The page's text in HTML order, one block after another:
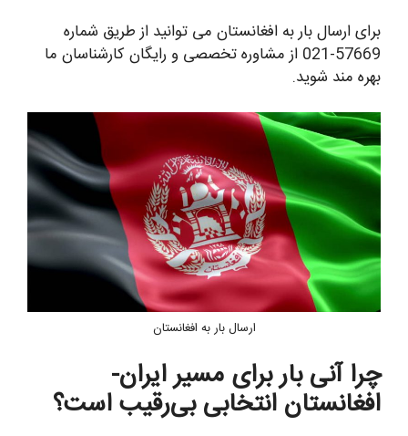
برای ارسال بار به افغانستان می توانید از طریق شماره
57669-021 از مشاوره تخصصی و رایگان کارشناسان ما
بهره مند شوید.
ارسال بار به افغانستان
چرا آنی بار برای مسیر ایران-
افغانستان انتخابی بی‌رقیب است؟